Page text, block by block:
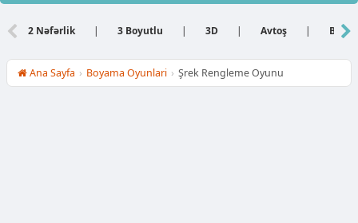
Atış
2 Nəfərlik | 3 Boyutlu | 3D | Avtoş |
Ana Sayfa › Boyama Oyunlari › Şrek Rengleme Oyunu